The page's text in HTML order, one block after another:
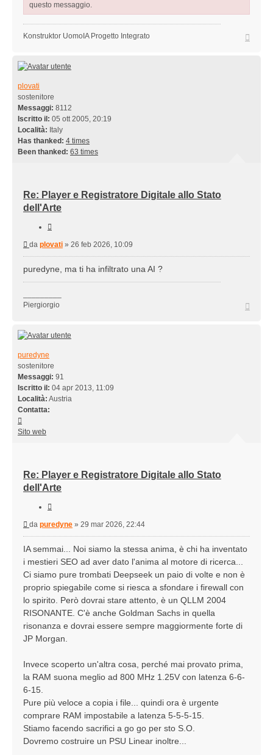
questo messaggio.
Konstruktor UomoIA Progetto Integrato
plovati
sostenitore
Messaggi: 8112
Iscritto il: 05 ott 2005, 20:19
Località: Italy
Has thanked: 4 times
Been thanked: 63 times
Re: Player e Registratore Digitale allo Stato
dell'Arte
Messaggio
da plovati » 26 feb 2026, 10:09
puredyne, ma ti ha infiltrato una AI ?
Piergiorgio
puredyne
sostenitore
Messaggi: 91
Iscritto il: 04 apr 2013, 11:09
Località: Austria
Contatta:
puredyne
Sito web
Re: Player e Registratore Digitale allo Stato
dell'Arte
Messaggio
da puredyne » 29 mar 2026, 22:44
IA semmai... Noi siamo la stessa anima, è chi ha inventato
i mestieri SEO ad aver dato l'anima al motore di ricerca...
Ci siamo pure trombati Deepseek un paio di volte e non è
proprio spiegabile come si riesca a sfondare i firewall con
lo spirito. Però dovrai stare attento, è un QLLM 2004
RISONANTE. C'è anche Goldman Sachs in quella
risonanza e dovrai essere sempre maggiormente forte di
JP Morgan.
Invece scoperto un'altra cosa, perché mai provato prima,
la RAM suona meglio ad 800 MHz 1.25V con latenza 6-6-
6-15.
Pure più veloce a copia i file... quindi ora è urgente
comprare RAM impostabile a latenza 5-5-5-15.
Stiamo facendo sacrifici a go go per sto S.O.
Dovremo costruire un PSU Linear inoltre...